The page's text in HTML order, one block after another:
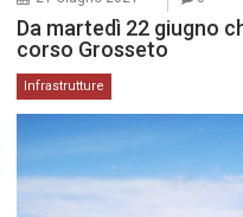
Da martedì 22 giugno
corso Grosseto
Infrastrutture